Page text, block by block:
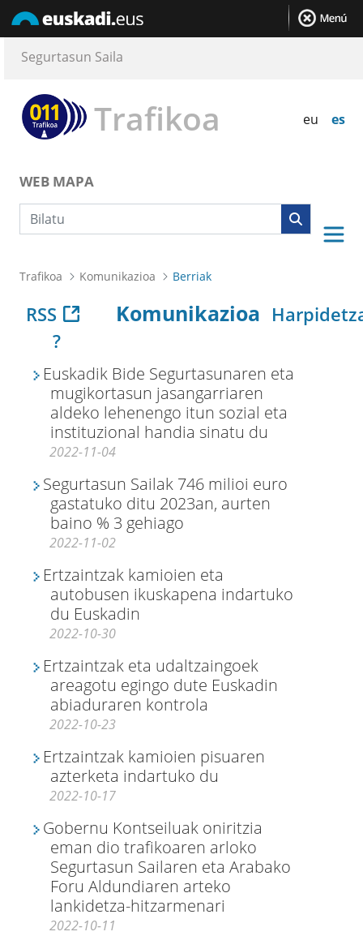
Trafikoa eu es
Segurtasun Saila
WEB MAPA
Bilaketa
Trafikoa Komunikazioa Berriak
RSS
?
Komunikazioa
Euskadik Bide Segurtasunaren eta
mugikortasun jasangarriaren
aldeko lehenengo itun sozial eta
instituzional handia sinatu du
2022-11-04
Segurtasun Sailak 746 milioi euro
gastatuko ditu 2023an, aurten
baino % 3 gehiago
2022-11-02
Ertzaintzak kamioien eta
autobusen ikuskapena indartuko
du Euskadin
2022-10-30
Ertzaintzak eta udaltzaingoek
areagotu egingo dute Euskadin
abiaduraren kontrola
2022-10-23
Ertzaintzak kamioien pisuaren
azterketa indartuko du
2022-10-17
Gobernu Kontseiluak oniritzia
eman dio trafikoaren arloko
Segurtasun Sailaren eta Arabako
Foru Aldundiaren arteko
lankidetza-hitzarmenari
2022-10-11